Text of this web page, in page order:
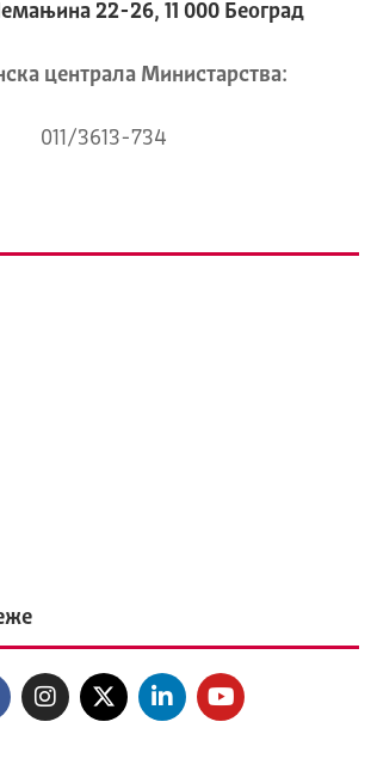
22-26, 11 000 Београд
централа Mинистарства:
011/3613-734